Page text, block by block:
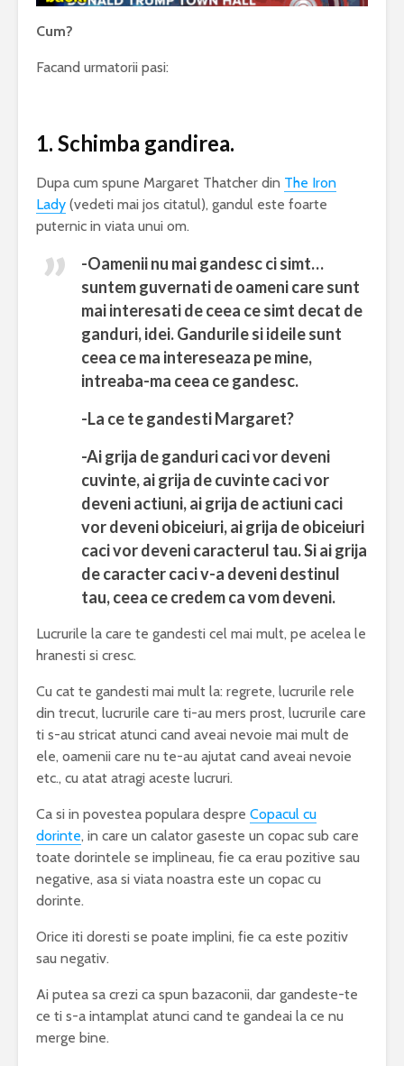
Cum?
Facand urmatorii pasi:
1. Schimba gandirea.
Dupa cum spune Margaret Thatcher din The Iron
Lady (vedeti mai jos citatul), gandul este foarte
puternic in viata unui om.
-Oamenii nu mai gandesc ci simt…
suntem guvernati de oameni care sunt
mai interesati de ceea ce simt decat de
ganduri, idei. Gandurile si ideile sunt
ceea ce ma intereseaza pe mine,
intreaba-ma ceea ce gandesc.
-La ce te gandesti Margaret?
-Ai grija de ganduri caci vor deveni
cuvinte, ai grija de cuvinte caci vor
deveni actiuni, ai grija de actiuni caci
vor deveni obiceiuri, ai grija de obiceiuri
caci vor deveni caracterul tau. Si ai grija
de caracter caci v-a deveni destinul
tau, ceea ce credem ca vom deveni.
Lucrurile la care te gandesti cel mai mult, pe acelea le
hranesti si cresc.
Cu cat te gandesti mai mult la: regrete, lucrurile rele
din trecut, lucrurile care ti-au mers prost, lucrurile care
ti s-au stricat atunci cand aveai nevoie mai mult de
ele, oamenii care nu te-au ajutat cand aveai nevoie
etc., cu atat atragi aceste lucruri.
Ca si in povestea populara despre Copacul cu
dorinte, in care un calator gaseste un copac sub care
toate dorintele se implineau, fie ca erau pozitive sau
negative, asa si viata noastra este un copac cu
dorinte.
Orice iti doresti se poate implini, fie ca este pozitiv
sau negativ.
Ai putea sa crezi ca spun bazaconii, dar gandeste-te
ce ti s-a intamplat atunci cand te gandeai la ce nu
merge bine.